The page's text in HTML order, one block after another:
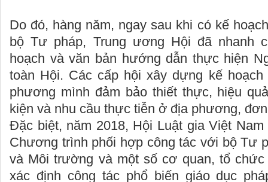
Do đó, hàng năm, ngay sau khi có kế
bộ Tư pháp, Trung ương Hội đã nhanh
hoạch và văn bản hướng dẫn thực hiện
toàn Hội. Các cấp hội xây dựng kế
phương mình đảm bảo thiết thực, hiệu
kiện và nhu cầu thực tiễn ở địa phương,
Đặc biệt, năm 2018, Hội Luật gia Việt
Chương trình phối hợp công tác với bộ Tư
và Môi trường và một số cơ quan, tổ chức
xác định công tác phổ biến giáo dục